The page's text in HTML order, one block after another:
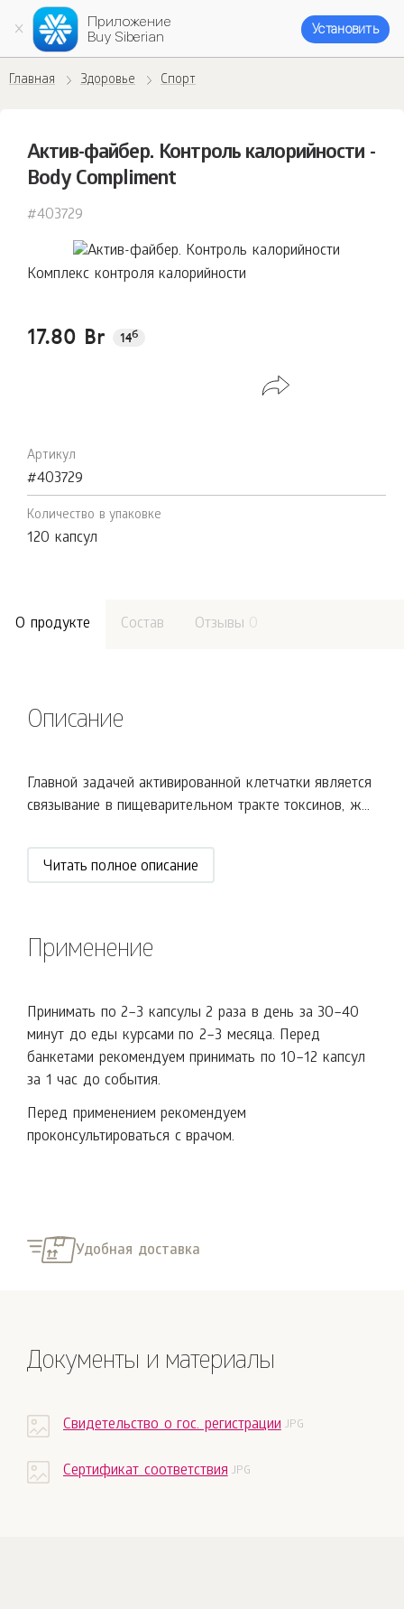
Приложение
Buy Siberian
Установить
Главная Здоровье Спорт
Актив-файбер. Контроль калорийности -
Body Compliment
#403729
Комплекс контроля калорийности
17.80 Br 14б
Артикул
#403729
Количество в упаковке
120 капсул
О продукте Состав Отзывы 0
Описание
Главной задачей активированной клетчатки является
связывание в пищеварительном тракте токсинов, ж...
Читать полное описание
Применение
Принимать по 2–3 капсулы 2 раза в день за 30–40
минут до еды курсами по 2–3 месяца. Перед
банкетами рекомендуем принимать по 10–12 капсул
за 1 час до события.
Перед применением рекомендуем
проконсультироваться с врачом.
Удобная доставка
Документы и материалы
Свидетельство о гос. регистрации
Сертификат соответствия